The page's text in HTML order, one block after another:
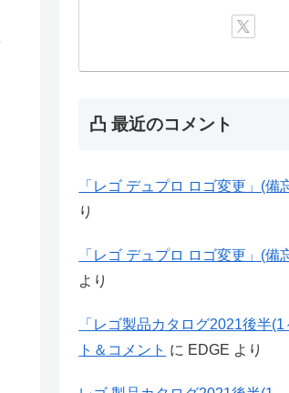
凸 最近のコメント
「レゴ デュプロ ロゴ変更」(備
り
「レゴ デュプロ ロゴ変更」(備
より
「レゴ製品カタログ2021後半
ト＆コメント に EDGE より